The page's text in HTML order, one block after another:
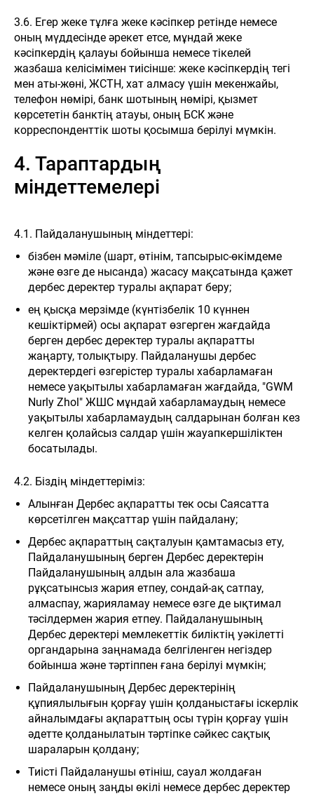
3.6. Егер жеке тұлға жеке кәсіпкер ретінде немесе
оның мүддесінде әрекет етсе, мұндай жеке
кәсіпкердің қалауы бойынша немесе тікелей
жазбаша келісімімен тиісінше: жеке кәсіпкердің тегі
мен аты-жөні, ЖСТН, хат алмасу үшін мекенжайы,
телефон нөмірі, банк шотының нөмірі, қызмет
көрсететін банктің атауы, оның БСК және
корреспонденттік шоты қосымша берілуі мүмкін.
4. Тараптардың
міндеттемелері
4.1. Пайдаланушының міндеттері:
бізбен мәміле (шарт, өтінім, тапсырыс-өкімдеме
және өзге де нысанда) жасасу мақсатында қажет
дербес деректер туралы ақпарат беру;
ең қысқа мерзімде (күнтізбелік 10 күннен
кешіктірмей) осы ақпарат өзгерген жағдайда
берген дербес деректер туралы ақпаратты
жаңарту, толықтыру. Пайдаланушы дербес
деректердегі өзгерістер туралы хабарламаған
немесе уақытылы хабарламаған жағдайда, "GWM
Nurly Zhol" ЖШС мұндай хабарламаудың немесе
уақытылы хабарламаудың салдарынан болған кез
келген қолайсыз салдар үшін жауапкершіліктен
босатылады.
4.2. Біздің міндеттеріміз:
Алынған Дербес ақпаратты тек осы Саясатта
көрсетілген мақсаттар үшін пайдалану;
Дербес ақпараттың сақталуын қамтамасыз ету,
Пайдаланушының берген Дербес деректерін
Пайдаланушының алдын ала жазбаша
рұқсатынсыз жария етпеу, сондай-ақ сатпау,
алмаспау, жарияламау немесе өзге де ықтимал
тәсілдермен жария етпеу. Пайдаланушының
Дербес деректері мемлекеттік биліктің уәкілетті
органдарына заңнамада белгіленген негіздер
бойынша және тәртіппен ғана берілуі мүмкін;
Пайдаланушының Дербес деректерінің
құпиялылығын қорғау үшін қолданыстағы іскерлік
айналымдағы ақпараттың осы түрін қорғау үшін
әдетте қолданылатын тәртіпке сәйкес сақтық
шараларын қолдану;
Тиісті Пайдаланушы өтініш, сауал жолдаған
немесе оның заңды өкілі немесе дербес деректер